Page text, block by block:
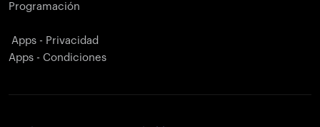
Programación
Apps - Privacidad
Apps - Condiciones